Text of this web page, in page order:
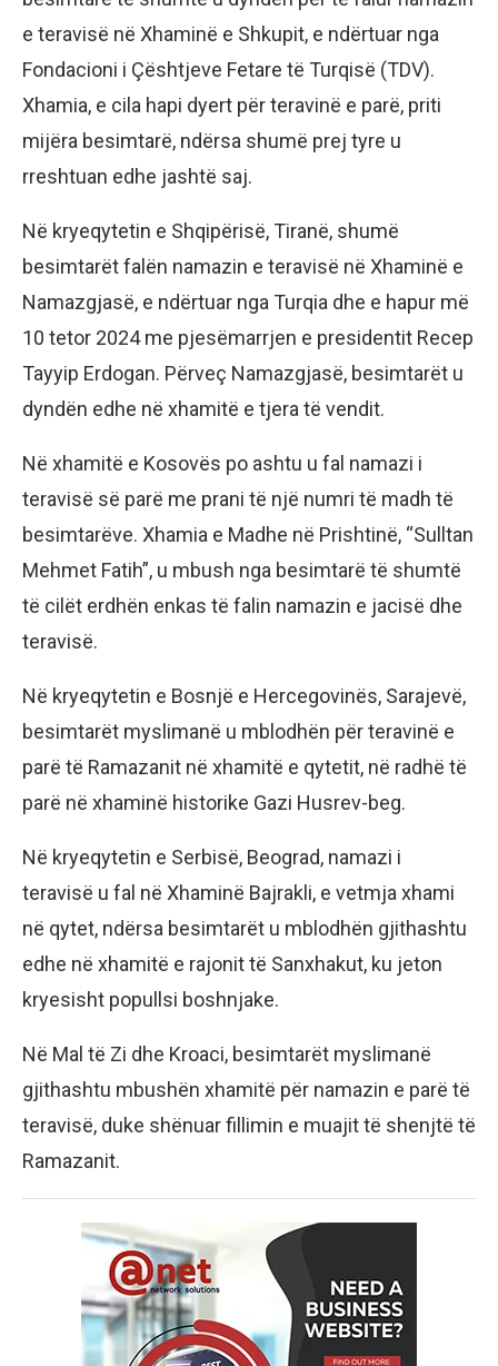
e teravisë në Xhaminë e Shkupit, e ndërtuar nga
Fondacioni i Çështjeve Fetare të Turqisë (TDV).
Xhamia, e cila hapi dyert për teravinë e parë, priti
mijëra besimtarë, ndërsa shumë prej tyre u
rreshtuan edhe jashtë saj.
Në kryeqytetin e Shqipërisë, Tiranë, shumë
besimtarët falën namazin e teravisë në Xhaminë e
Namazgjasë, e ndërtuar nga Turqia dhe e hapur më
10 tetor 2024 me pjesëmarrjen e presidentit Recep
Tayyip Erdogan. Përveç Namazgjasë, besimtarët u
dyndën edhe në xhamitë e tjera të vendit.
Në xhamitë e Kosovës po ashtu u fal namazi i
teravisë së parë me prani të një numri të madh të
besimtarëve. Xhamia e Madhe në Prishtinë, “Sulltan
Mehmet Fatih”, u mbush nga besimtarë të shumtë
të cilët erdhën enkas të falin namazin e jacisë dhe
teravisë.
Në kryeqytetin e Bosnjë e Hercegovinës, Sarajevë,
besimtarët myslimanë u mblodhën për teravinë e
parë të Ramazanit në xhamitë e qytetit, në radhë të
parë në xhaminë historike Gazi Husrev-beg.
Në kryeqytetin e Serbisë, Beograd, namazi i
teravisë u fal në Xhaminë Bajrakli, e vetmja xhami
në qytet, ndërsa besimtarët u mblodhën gjithashtu
edhe në xhamitë e rajonit të Sanxhakut, ku jeton
kryesisht popullsi boshnjake.
Në Mal të Zi dhe Kroaci, besimtarët myslimanë
gjithashtu mbushën xhamitë për namazin e parë të
teravisë, duke shënuar fillimin e muajit të shenjtë të
Ramazanit.